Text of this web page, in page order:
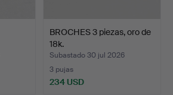
BROCHES 3 piezas, oro de
18k.
Subastado 30 jul 2026
3 pujas
234 USD